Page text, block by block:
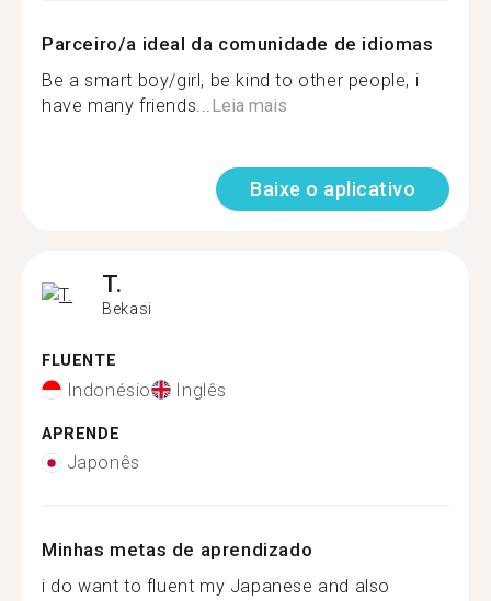
Parceiro/a ideal da comunidade de idiomas
Be a smart boy/girl, be kind to other people, i
have many friends...Leia mais
Baixe o aplicativo
T.
Bekasi
FLUENTE
Indonésio Inglês
APRENDE
Japonês
Minhas metas de aprendizado
i do want to fluent my Japanese and also